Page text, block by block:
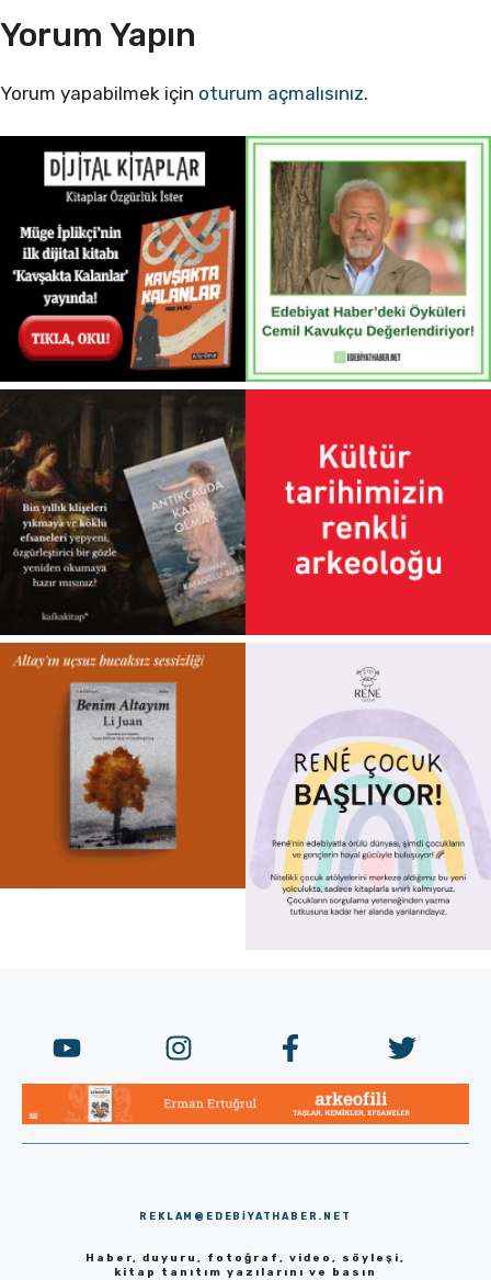
Yorum Yapın
Yorum yapabilmek için oturum açmalısınız.
REKLAM@EDEBIYATHABER.NET
Haber, duyuru, fotoğraf, video, söyleşi,
kitap tanıtım yazılarını ve basın